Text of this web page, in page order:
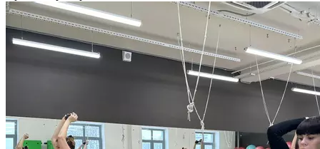
оборудования, направленная на проработку и укрепление
основных мышечных групп. Рекомендована для всех уровней
подготовленности. Длительность тренировки 55 минут.